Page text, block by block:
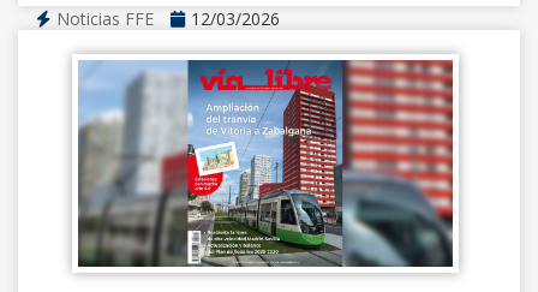
Noticias FFE 12/03/2026